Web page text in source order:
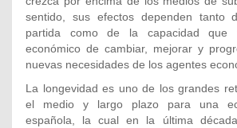
sentido, sus efectos dependen tanto
partida como de la capacidad que
económico de cambiar, mejorar y
nuevas necesidades de los agentes
La longevidad es uno de los grandes
el medio y largo plazo para una
española, la cual en la última